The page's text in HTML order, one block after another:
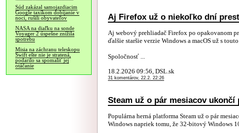
Súd zakázal samojazdiacim
Google taxíkom dobíjanie v
noci, rušili obyvateľov
NASA na diaľku na sonde
Voyager 2 úspešne znížila
spotrebu
Misia na záchranu teleskopu
Swift ešte nie je stratená,
podarilo sa spomaliť jej
otáčanie
Aj Firefox už o niekoľko dní
Aj webový prehliadač Firefox po opakovanom
ďalšie staršie verzie Windows a macOS už s
Spoločnosť ...
18.2.2026 09:56, DSL.sk
31 komentárov, 22.2. 22:26
Steam už o pár mesiacov
Populárna herná platforma Steam už o pár
Windows napriek tomu, že 32-bitový Windows